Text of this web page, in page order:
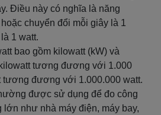
Điều này có nghĩa là năng
chuyển đổi mỗi giây là 1
1 watt.
bao gồm kilowatt (kW) và
tương đương với 1.000
tương đương với 1.000.000 watt.
được sử dụng để đo công
lớn như nhà máy điện, máy bay,